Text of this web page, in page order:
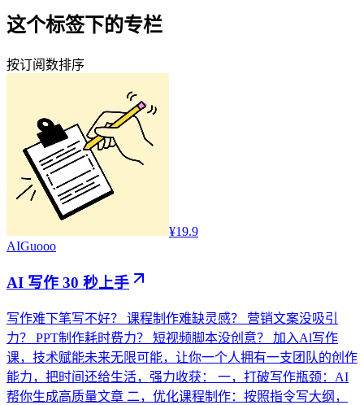
这个标签下的专栏
按订阅数排序
¥19.9
AIGuooo
AI 写作 30 秒上手
写作难下笔写不好？ 课程制作难缺灵感？ 营销文案没吸引
力？ PPT制作耗时费力？ 短视频脚本没创意？ 加入Al写作
课，技术赋能未来无限可能，让你一个人拥有一支团队的创作
能力，把时间还给生活，强力收获： 一，打破写作瓶颈：AI
帮你生成高质量文章 二，优化课程制作：按照指令写大纲，